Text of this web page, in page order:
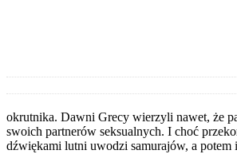
okrutnika. Dawni Grecy wierzyli nawet, że
swoich partnerów seksualnych. I choć
dźwiękami lutni uwodzi samurajów, a potem